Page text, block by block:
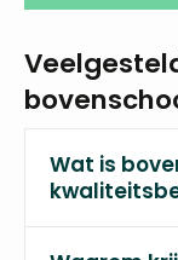
Wat is